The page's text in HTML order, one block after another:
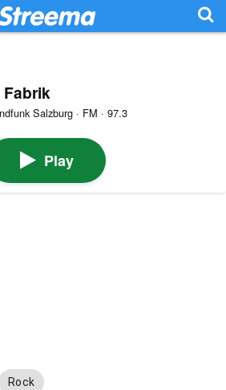
Fabrik
Salzburg · FM · 97.3
Play
Rock